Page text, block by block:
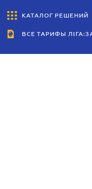
КАТАЛОГ РЕШЕНИЙ
ВСЕ ТАРИФЫ